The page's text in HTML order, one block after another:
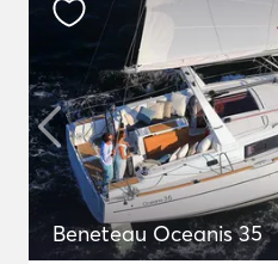
Beneteau Oceanis 35